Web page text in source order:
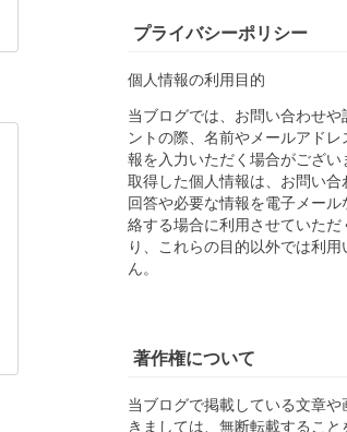
プライバシーポリシー
個人情報の利用目的
当ブログでは、お問い合わせや
ントの際、名前やメールアドレ
報を入力いただく場合がござい
取得した個人情報は、お問い合
回答や必要な情報を電子メール
絡する場合に利用させていただ
り、これらの目的以外では利用
ん。
著作権について
当ブログで掲載している文章や
きましては、無断転載すること